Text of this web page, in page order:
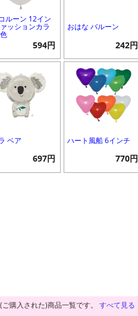
ルーン 12イン
ッションカラ
594円
おはな バルーン
242円
ベア
697円
ハート風船 6インチ
770円
購入された)商品一覧です。 すべて見る